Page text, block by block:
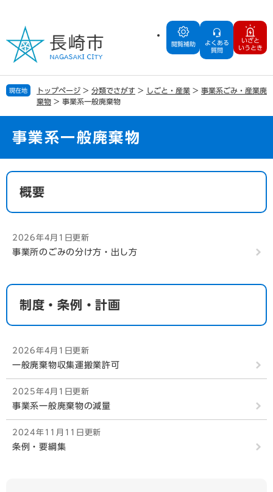
の
で
す
ー
ば
し
閲覧補助
よくある
質問
いざと
いうとき
現在地 トップページ > 分類でさがす > しごと・産業 > 事業系ごみ・産業廃
棄物 > 事業系一般廃棄物
事業系一般廃棄物
本
概要
2026年4月1日更新
事業所のごみの分け方・出し方
制度・条例・計画
2026年4月1日更新
一般廃棄物収集運搬業許可
2025年4月1日更新
事業系一般廃棄物の減量
2024年11月11日更新
条例・要綱集